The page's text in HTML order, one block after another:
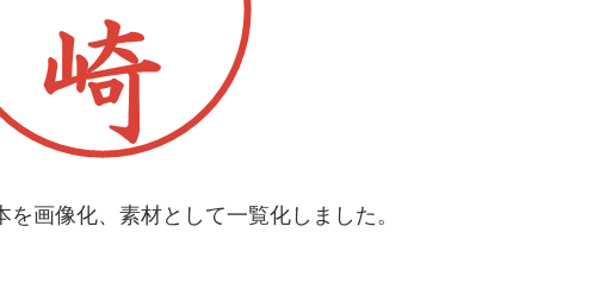
画像化、素材として一覧化しました。